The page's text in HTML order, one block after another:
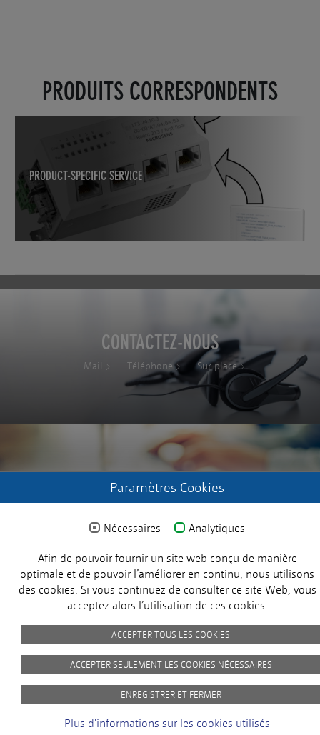
X
Customer Satisfaction
At MICROSENS, the satisfaction of our
customers is our top priority. You will help
PRODUITS CORRESPONDENTS
PRODUCT-SPECIFIC SERVICE
CONTACTEZ-NOUS
Mail Téléphone Sur place
ENREGISTREZ-VOUS
Demander les données d'accès
Imprint Privacy Policy picture-credits GTC
Paramètres Cookies
Nécessaires Analytiques
Afin de pouvoir fournir un site web conçu de manière
optimale et de pouvoir l’améliorer en continu, nous utilisons
des cookies. Si vous continuez de consulter ce site Web, vous
acceptez alors l’utilisation de ces cookies.
ACCEPTER TOUS LES COOKIES
ACCEPTER SEULEMENT LES COOKIES NÉCESSAIRES
ENREGISTRER ET FERMER
Plus d'informations sur les cookies utilisés